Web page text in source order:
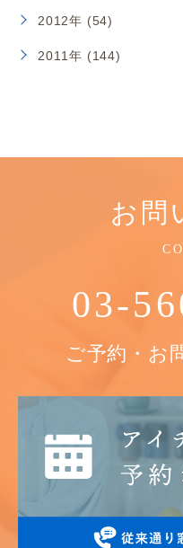
2012年 (54)
2011年 (144)
お問
03-
ご予約・お